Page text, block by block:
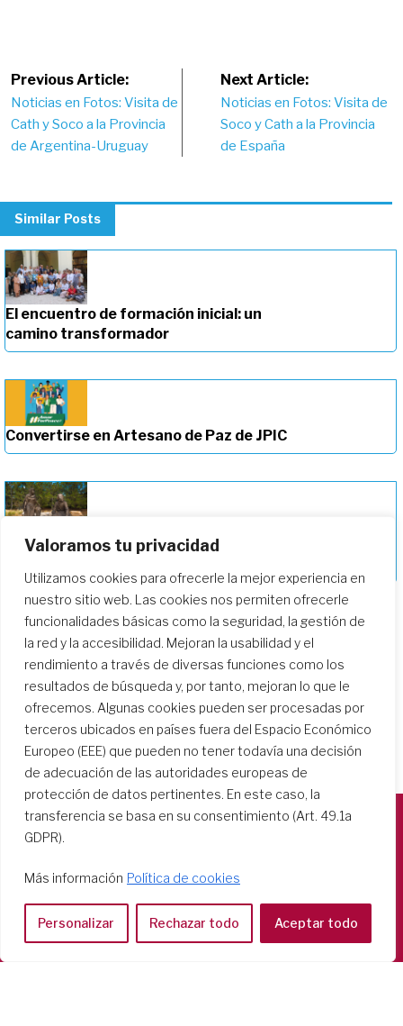
Valoramos tu privacidad
Utilizamos cookies para ofrecerle la mejor experiencia en
nuestro sitio web. Las cookies nos permiten ofrecerle
funcionalidades básicas como la seguridad, la gestión de
la red y la accesibilidad. Mejoran la usabilidad y el
rendimiento a través de diversas funciones como los
resultados de búsqueda y, por tanto, mejoran lo que le
ofrecemos. Algunas cookies pueden ser procesadas por
terceros ubicados en países fuera del Espacio Económico
Europeo (EEE) que pueden no tener todavía una decisión
de adecuación de las autoridades europeas de
protección de datos pertinentes. En este caso, la
transferencia se basa en su consentimiento (Art. 49.1a
GDPR).
Más información Política de cookies
Personalizar Rechazar todo Aceptar todo
Post
navigation
Previous Article:
Noticias en Fotos: Visita de
Cath y Soco a la Provincia
de Argentina-Uruguay
Next Article:
Noticias en Fotos: Visita de
Soco y Cath a la Provincia
de España
Similar Posts
El encuentro de formación inicial: un
camino transformador
Convertirse en Artesano de Paz de JPIC
Profundizando en nuestro camino de
Casa Generalizia
Tel: 06 58 23 03 32 or 06 58 20 31 17